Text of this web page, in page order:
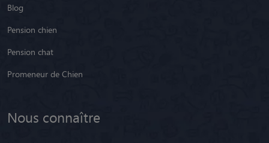
Blog
Pension chien
Pension chat
Promeneur de Chien
Nous connaître